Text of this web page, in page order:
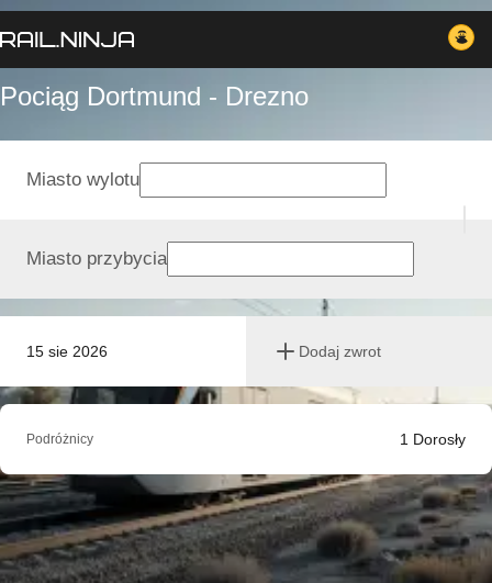
Pociąg Dortmund - Drezno
15 sie 2026 Dodaj zwrot
Miasto wylotu
Miasto przybycia
Podróżnicy 1 Dorosły